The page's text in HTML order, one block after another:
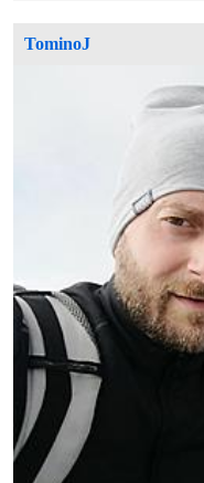
TominoJ